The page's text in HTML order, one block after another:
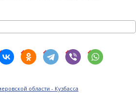
области - Кузбасса